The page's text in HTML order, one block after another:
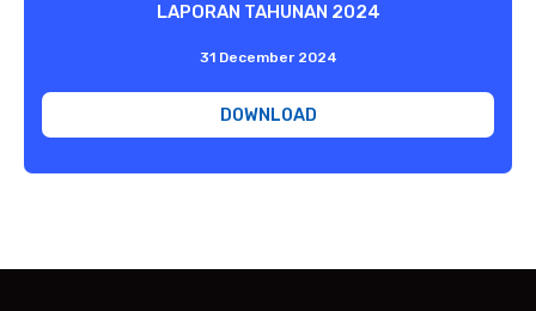
LAPORAN TAHUNAN 2024
31 December 2024
DOWNLOAD